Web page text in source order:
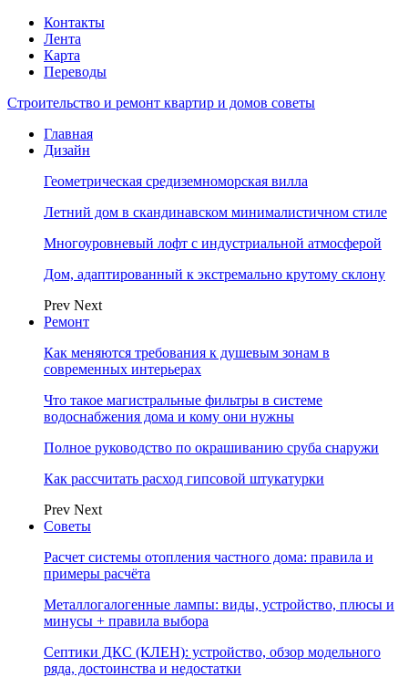
Контакты
Лента
Карта
Переводы
Строительство и ремонт квартир и домов советы
Главная
Дизайн
Геометрическая средиземноморская вилла
Летний дом в скандинавском минималистичном стиле
Многоуровневый лофт с индустриальной атмосферой
Дом, адаптированный к экстремально крутому склону
Prev Next
Ремонт
Как меняются требования к душевым зонам в
современных интерьерах
Что такое магистральные фильтры в системе
водоснабжения дома и кому они нужны
Полное руководство по окрашиванию сруба снаружи
Как рассчитать расход гипсовой штукатурки
Prev Next
Советы
Расчет системы отопления частного дома: правила и
примеры расчёта
Металлогалогенные лампы: виды, устройство, плюсы и
минусы + правила выбора
Септики ДКС (КЛЕН): устройство, обзор модельного
ряда, достоинства и недостатки